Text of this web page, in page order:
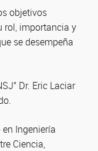
objetivos
rol, importancia y
se desempeña
Dr. Eric Laciar
Ingeniería
Ciencia,